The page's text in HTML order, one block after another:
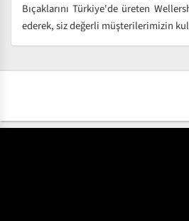
Bıçaklarını Türkiye'de üreten
ederek, siz değerli müşterilerimizin